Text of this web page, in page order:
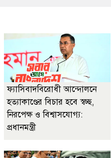
ফ্যাসিবাদবিরোধী আন্দোলনে
হত্যাকাণ্ডের বিচার হবে স্বচ্ছ,
নিরপেক্ষ ও বিশ্বাসযোগ্য:
প্রধানমন্ত্রী